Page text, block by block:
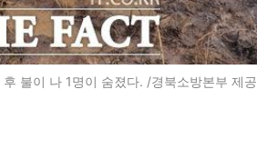
불이 나 1명이 숨졌다. /경북소방본부 제공